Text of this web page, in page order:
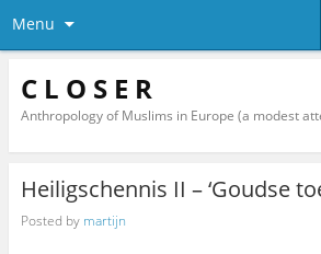
Menu
C L O S E R
Anthropology of Muslims in Europe (a modest
Heiligschennis II – ‘Goudse
Posted by martijn